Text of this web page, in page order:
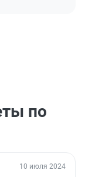
по
10 июля 2024